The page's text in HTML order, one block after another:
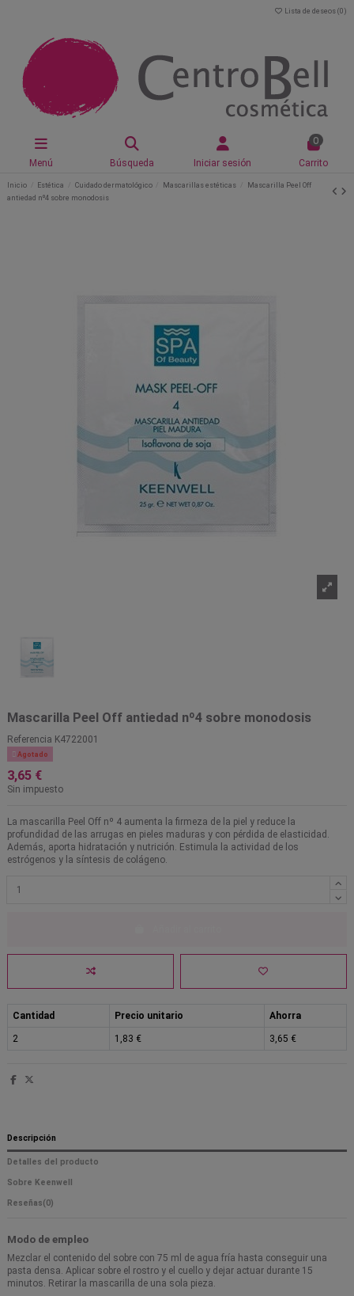
Lista de deseos (0 )
Menú Búsqueda Iniciar sesión
0
Carrito
Inicio Estética Cuidado dermatológico Mascarillas estéticas
Mascarilla Peel Off
antiedad nº4 sobre monodosis
Mascarilla Peel Off antiedad nº4 sobre monodosis
Referencia K4722001
 Agotado
3,65 €
Sin impuesto
La mascarilla Peel Off nº 4 aumenta la firmeza de la piel y reduce la
profundidad de las arrugas en pieles maduras y con pérdida de elasticidad.
Además, aporta hidratación y nutrición. Estimula la actividad de los
estrógenos y la síntesis de colágeno.
Cantidad Precio unitario Ahorra
2 1,83 € 3,65 €
Descripción
Detalles del producto
Sobre Keenwell
Reseñas(0)
Modo de empleo
Mezclar el contenido del sobre con 75 ml de agua fría hasta conseguir una
pasta densa. Aplicar sobre el rostro y el cuello y dejar actuar durante 15
minutos. Retirar la mascarilla de una sola pieza.